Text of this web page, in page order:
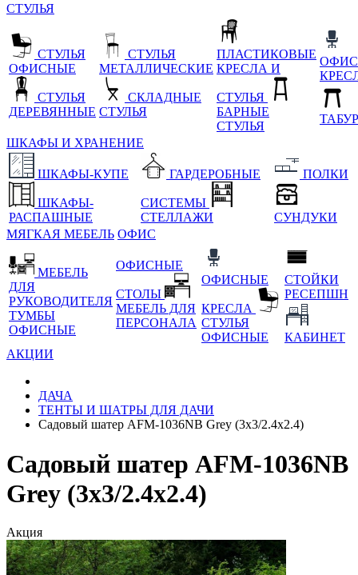
СТУЛЬЯ
СТУЛЬЯ
ОФИСНЫЕ
СТУЛЬЯ
ДЕРЕВЯННЫЕ
СТУЛЬЯ
МЕТАЛЛИЧЕСКИЕ
СКЛАДНЫЕ
СТУЛЬЯ
ПЛАСТИКОВЫЕ
КРЕСЛА И
СТУЛЬЯ
БАРНЫЕ
СТУЛЬЯ
ШКАФЫ И ХРАНЕНИЕ
ШКАФЫ-КУПЕ
ШКАФЫ-
РАСПАШНЫЕ
ГАРДЕРОБНЫЕ
СИСТЕМЫ
СТЕЛЛАЖИ
ПОЛКИ
СУНДУКИ
МЯГКАЯ МЕБЕЛЬ ОФИС
МЕБЕЛЬ
ДЛЯ
РУКОВОДИТЕЛЯ
ТУМБЫ
ОФИСНЫЕ
ОФИСНЫЕ
СТОЛЫ
МЕБЕЛЬ ДЛЯ
ПЕРСОНАЛА
ОФИСНЫЕ
КРЕСЛА
СТУЛЬЯ
ОФИСНЫЕ
СТОЙКИ
РЕСЕПШН
КАБИНЕТ
АКЦИИ
ДАЧА
ТЕНТЫ И ШАТРЫ ДЛЯ ДАЧИ
Садовый шатер AFM-1036NB Grey (3x3/2.4x2.4)
Садовый шатер AFM-1036NB
Grey (3x3/2.4x2.4)
Акция